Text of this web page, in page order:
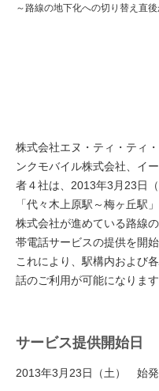
～路線の地下化への切り替え直
株式会社エヌ・ティ・ティ
ンクモバイル株式会社、イ
者４社は、2013年3月23日
「代々木上原駅～梅ヶ丘駅
株式会社が進めている路線
帯電話サービスの提供を開始
これにより、駅構内および
話のご利用が可能になります
サービス提供開始日
2013年3月23日（土） 始